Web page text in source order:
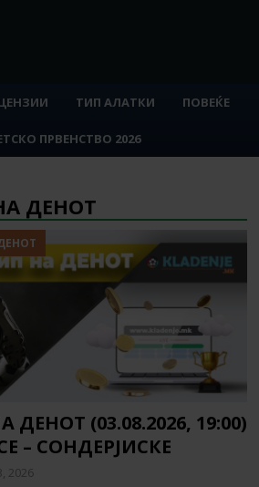
ТИП АЛАТКИ ПОВЕЌЕ
ПРВЕНСТВО 2026
ДЕНОТ
ДЕНОТ (03.08.2026, 19:00)
– СОНДЕРЈИСКЕ
2026